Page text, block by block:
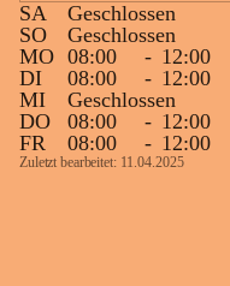
SA
Geschlossen
SO
Geschlossen
MO 08:00 - 12:00
DI
08:00 - 12:00
MI
Geschlossen
DO
08:00 - 12:00
FR
08:00 - 12:00
Zuletzt bearbeitet: 11.04.2025